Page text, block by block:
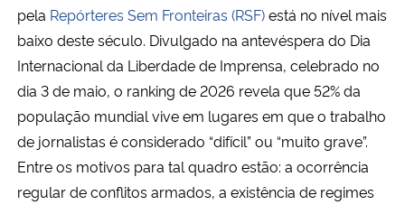
pela Repórteres Sem Fronteiras (RSF)está no nível mais
baixo deste século. Divulgado na antevéspera do Dia
Internacional da Liberdade de Imprensa, celebrado no
dia 3 de maio, o ranking de 2026 revela que 52% da
população mundial vive em lugares em que o trabalho
de jornalistas é considerado “difícil” ou “muito grave”.
Entre os motivos para tal quadro estão: a ocorrência
regular de conflitos armados, a existência de regimes